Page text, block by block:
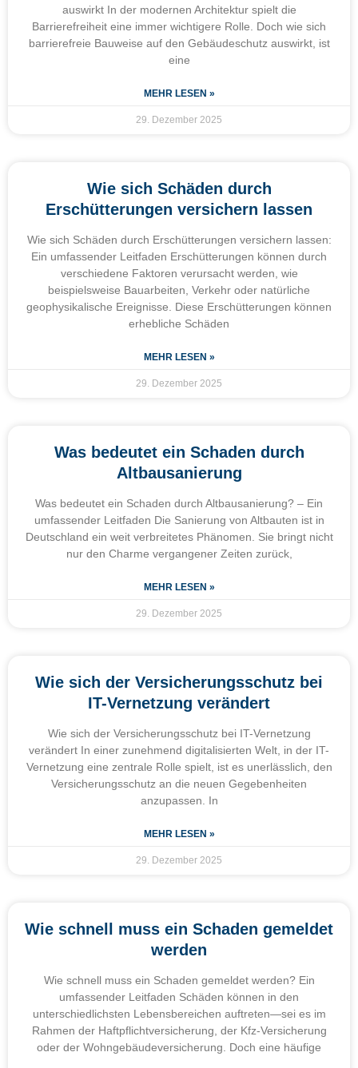
auswirkt In der modernen Architektur spielt die
Barrierefreiheit eine immer wichtigere Rolle. Doch wie sich
barrierefreie Bauweise auf den Gebäudeschutz auswirkt, ist
eine
MEHR LESEN »
29. Dezember 2025
Wie sich Schäden durch
Erschütterungen versichern lassen
Wie sich Schäden durch Erschütterungen versichern lassen:
Ein umfassender Leitfaden Erschütterungen können durch
verschiedene Faktoren verursacht werden, wie
beispielsweise Bauarbeiten, Verkehr oder natürliche
geophysikalische Ereignisse. Diese Erschütterungen können
erhebliche Schäden
MEHR LESEN »
29. Dezember 2025
Was bedeutet ein Schaden durch
Altbausanierung
Was bedeutet ein Schaden durch Altbausanierung? – Ein
umfassender Leitfaden Die Sanierung von Altbauten ist in
Deutschland ein weit verbreitetes Phänomen. Sie bringt nicht
nur den Charme vergangener Zeiten zurück,
MEHR LESEN »
29. Dezember 2025
Wie sich der Versicherungsschutz bei
IT-Vernetzung verändert
Wie sich der Versicherungsschutz bei IT-Vernetzung
verändert In einer zunehmend digitalisierten Welt, in der IT-
Vernetzung eine zentrale Rolle spielt, ist es unerlässlich, den
Versicherungsschutz an die neuen Gegebenheiten
anzupassen. In
MEHR LESEN »
29. Dezember 2025
Wie schnell muss ein Schaden gemeldet
werden
Wie schnell muss ein Schaden gemeldet werden? Ein
umfassender Leitfaden Schäden können in den
unterschiedlichsten Lebensbereichen auftreten—sei es im
Rahmen der Haftpflichtversicherung, der Kfz-Versicherung
oder der Wohngebäudeversicherung. Doch eine häufige